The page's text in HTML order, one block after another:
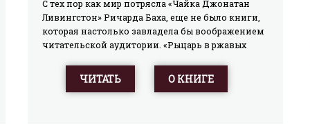
С тех пор как мир потрясла «Чайка Джонатан
Ливингстон» Ричарда Баха, еще не было книги,
которая настолько завладела бы воображением
читательской аудитории. «Рыцарь в ржавых
рыцарь отправился на поиски своего истинного
«Я». Его скитания – это путь каждого из нас,
ЧИТАТЬ О КНИГЕ